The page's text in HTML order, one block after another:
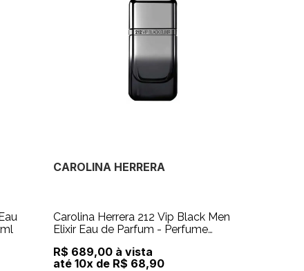
CAROLINA HERRERA
Carolina Herrera 212 Vip Black Men
Elixir Eau de Parfum - Perfume
R$ 689,00 à vista
até 10x de R$ 68,90